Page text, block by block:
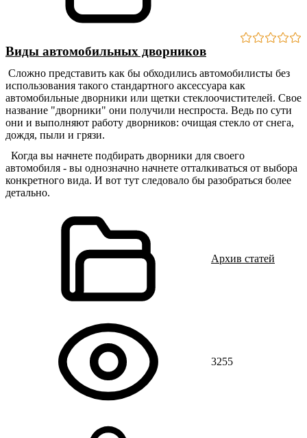
Виды автомобильных дворников
Сложно представить как бы обходились автомобилисты без
использования такого стандартного аксессуара как
автомобильные дворники или щетки стеклоочистителей. Свое
название "дворники" они получили неспроста. Ведь по сути
они и выполняют работу дворников: очищая стекло от снега,
дождя, пыли и грязи.
Когда вы начнете подбирать дворники для своего
автомобиля - вы однозначно начнете отталкиваться от выбора
конкретного вида. И вот тут следовало бы разобраться более
детально.
Архив статей
3255